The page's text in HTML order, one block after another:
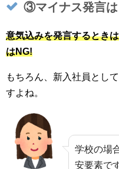
③マイナス発言
意気込みを発言するとき
はNG!
もちろん、新入社員とし
すよね。
学校の場
安要素で